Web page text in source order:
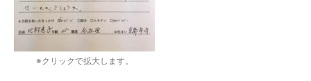
※クリックで拡大します。